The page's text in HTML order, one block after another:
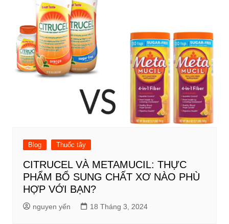
Blog Thuốc tây
CITRUCEL VÀ METAMUCIL: THỰC
PHẨM BỔ SUNG CHẤT XƠ NÀO PHÙ
HỢP VỚI BẠN?
nguyen yến 18 Tháng 3, 2024